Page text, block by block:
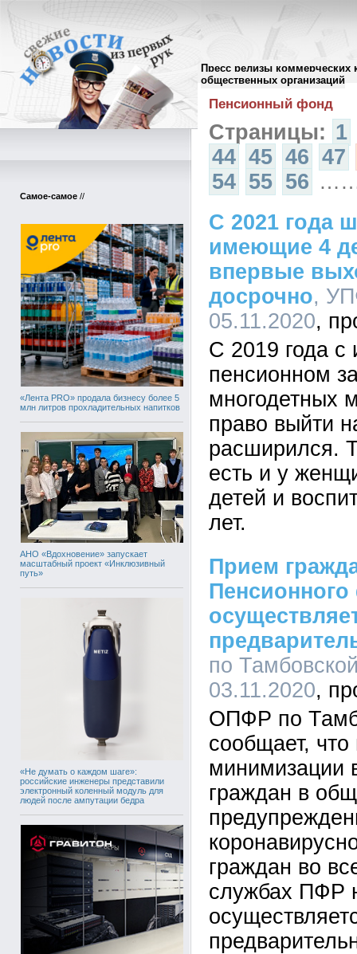
Пресс релизы коммерческих
общественных организаций
Самое-самое //
«Лента PRO» продала бизнесу более 5
млн литров прохладительных напитков
АНО «Вдохновение» запускает
масштабный проект «Инклюзивный
путь»
«Не думать о каждом шаге»:
российские инженеры представили
электронный коленный модуль для
людей после ампутации бедра
Архив пресс-релизов//
Пенсионный фонд
Страницы: 1
44 45 46 47
54 55 56
С 2021 года
имеющие 4
впервые
досрочно,
05.11.2020
С 2019 года с
пенсионном
многодетных
право выйти
расширился.
есть и у
детей и
лет.
Прием
по
03.11.2020
ОПФР по
сообщает, что
минимизации
граждан в
граждан во
службах ПФР